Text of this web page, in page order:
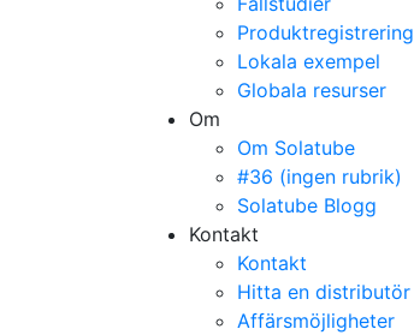
Produktregistrering
Lokala exempel
Globala resurser
Om
Om Solatube
#36 (ingen rubrik)
Solatube Blogg
Kontakt
Kontakt
Hitta en distributör
Affärsmöjligheter